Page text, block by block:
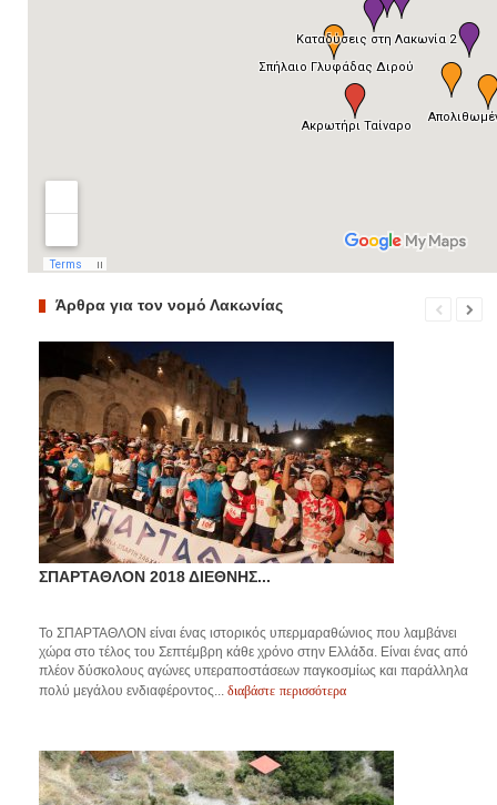
Άρθρα για τον νομό Λακωνίας
ΣΠΑΡΤΑΘΛΟΝ 2018 ΔΙΕΘΝΗΣ...
Το ΣΠΑΡΤΑΘΛΟΝ είναι ένας ιστορικός υπερμαραθώνιος που λαμβάνει
χώρα στο τέλος του Σεπτέμβρη κάθε χρόνο στην Ελλάδα. Είναι ένας από
πλέον δύσκολους αγώνες υπεραποστάσεων παγκοσμίως και παράλληλα
πολύ μεγάλου ενδιαφέροντος... διαβάστε περισσότερα